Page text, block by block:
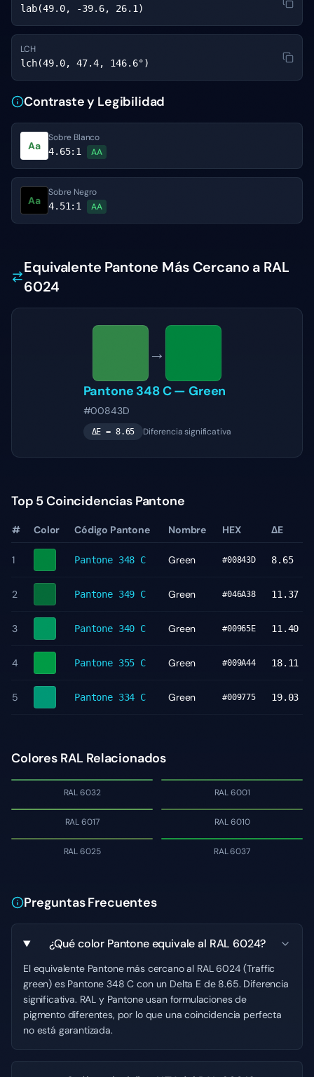
lab(49.0, -39.6, 26.1)
LCH
lch(49.0, 47.4, 146.6°)
Contraste y Legibilidad
Aa
Sobre Blanco
4.65:1 AA
Aa
Sobre Negro
4.51 :1 AA
Equivalente Pantone Más Cercano a RAL
6024
→
Pantone 348 C—Green
#00843D
ΔE = 8.65 Diferencia significativa
Top 5 Coincidencias Pantone
# Color Código Pantone Nombre HEX ΔE
1 Pantone 348 C Green #00843D 8.65
2 Pantone 349 C Green #046A38 11.37
3 Pantone 340 C Green #00965E 11.40
4 Pantone 355 C Green #009A44 18.11
5 Pantone 334 C Green #009775 19.03
Colores RAL Relacionados
RAL 6032 RAL 6001
RAL 6017 RAL 6010
RAL 6025 RAL 6037
Preguntas Frecuentes
¿Qué color Pantone equivale al RAL 6024?
El equivalente Pantone más cercano al RAL 6024 (Traffic
green) es Pantone 348 C con un Delta E de 8.65. Diferencia
significativa. RAL y Pantone usan formulaciones de
pigmento diferentes, por lo que una coincidencia perfecta
no está garantizada.